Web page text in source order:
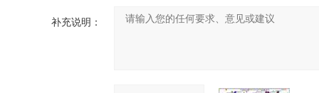
补充说明：